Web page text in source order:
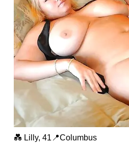
💑 Lilly, 41📍Columbus